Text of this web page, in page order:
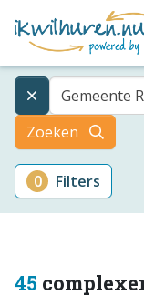
Gemeente
Zoeken
0 Filters
45